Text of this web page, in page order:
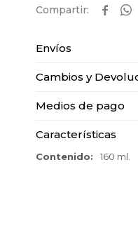
 
Envíos
Cambios y
Medios de pago
Características
Contenido 160 ml.